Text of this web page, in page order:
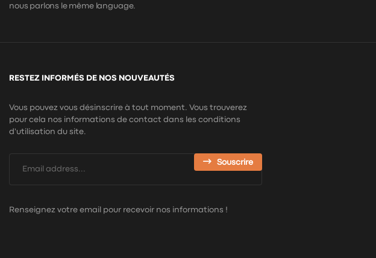
nous parlons le même language.
RESTEZ INFORMÉS DE NOS NOUVEAUTÉS
Vous pouvez vous désinscrire à tout moment. Vous trouverez
pour cela nos informations de contact dans les conditions
d'utilisation du site.
Souscrire
Renseignez votre email pour recevoir nos informations !